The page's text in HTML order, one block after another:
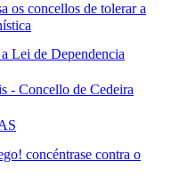
os concellos de tolerar a
Lei de Dependencia
- Concello de Cedeira
concéntrase contra o